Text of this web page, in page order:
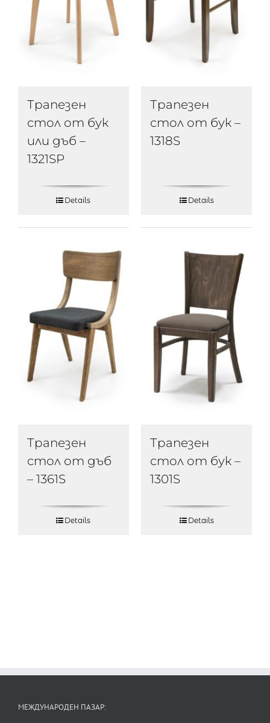
Трапезен
стол от бук
или дъб –
1321SP
Details
Трапезен
стол от бук –
1318S
Details
Трапезен
стол от дъб
– 1361S
Details
Трапезен
стол от бук –
1301S
Details
МЕЖДУНАРОДЕН ПАЗАР: